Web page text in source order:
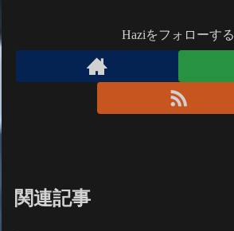
Haziをフォローする
関連記事